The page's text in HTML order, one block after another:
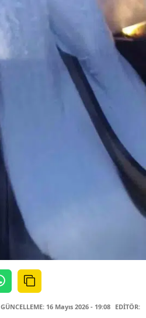
GÜNCELLEME: 16 Mayıs 2026 - 19:08 EDİTÖR: